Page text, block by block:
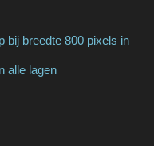
bij breedte 800 pixels in
alle lagen